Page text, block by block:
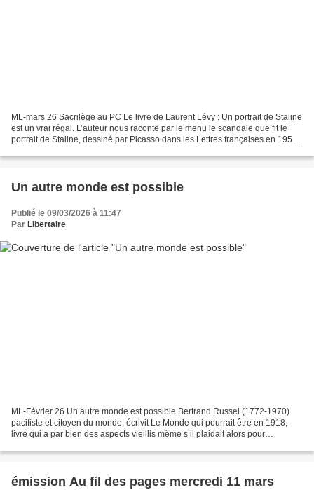
ML-mars 26 Sacrilège au PC Le livre de Laurent Lévy : Un portrait de Staline
est un vrai régal. L’auteur nous raconte par le menu le scandale que fit le
portrait de Staline, dessiné par Picasso dans les Lettres françaises en 1953,
Un autre monde est possible
Publié le 09/03/2026 à 11:47
Par Libertaire
ML-Février 26 Un autre monde est possible Bertrand Russel (1772-1970)
pacifiste et citoyen du monde, écrivit Le Monde qui pourrait être en 1918,
livre qui a par bien des aspects vieillis même s’il plaidait alors pour
émission Au fil des pages mercredi 11 mars